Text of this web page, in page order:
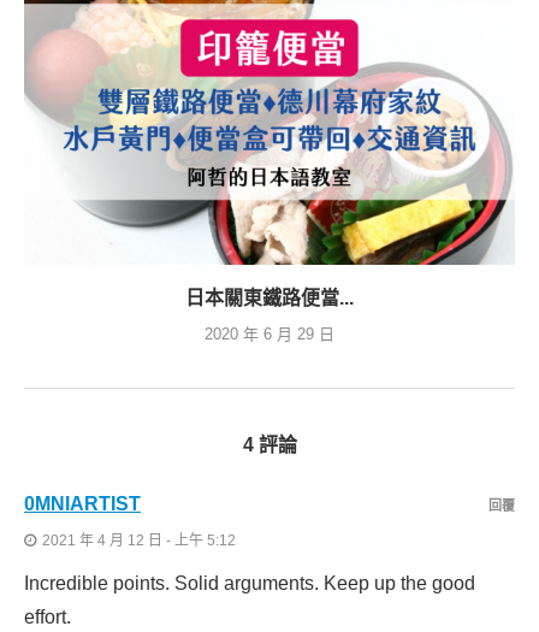
日本關東鐵路便當...
2020 年 6 月 29 日
4 評論
0MNIARTIST
2021 年 4 月 12 日 - 上午 5:12
Incredible points. Solid arguments. Keep up the good
effort.
回覆